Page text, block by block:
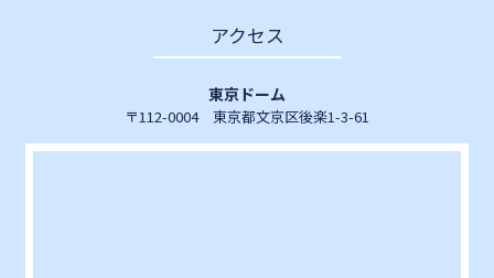
アクセス
東京ドーム
〒112-0004 東京都文京区後楽1-3-61